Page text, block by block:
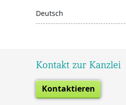
Deutsch
Kontakt zur Kanzlei
Kontaktieren